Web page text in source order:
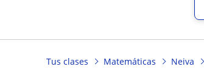
Tus clases Matemáticas Neiva